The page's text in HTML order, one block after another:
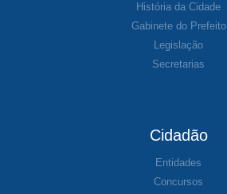
História da Cidade
Gabinete do Prefeito
Legislação
Secretarias
Cidadão
Entidades
Concursos